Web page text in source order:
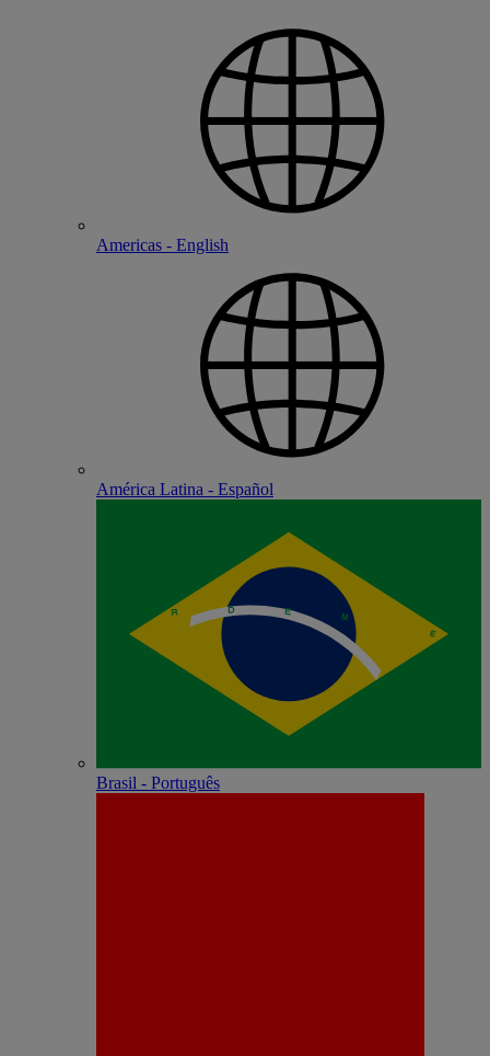
Americas - English
América Latina - Español
Brasil - Português